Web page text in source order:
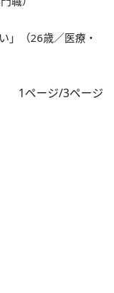
」（26歳／医療・
1ページ/3ページ